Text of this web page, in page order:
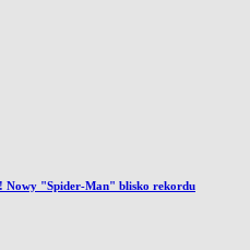
Nowy "Spider-Man" blisko rekordu